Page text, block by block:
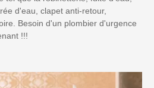
d'eau, clapet anti-retour,
Besoin d'un plombier d'urgence
!!!